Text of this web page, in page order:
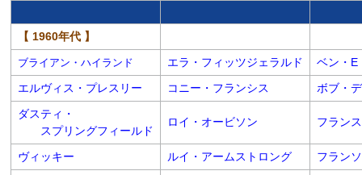
【 1960年代 】
ブライアン・ハイランド エラ・フィッツジェラルド
ベン・E
エルヴィス・プレスリー
コニー・フランシス
ボブ・
ダスティ・
スプリングフィールド
ロイ・オービソン フラン
ヴィッキー ルイ・アームストロング フラン